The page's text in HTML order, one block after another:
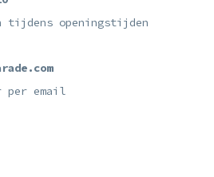
tijdens openingstijden
per email